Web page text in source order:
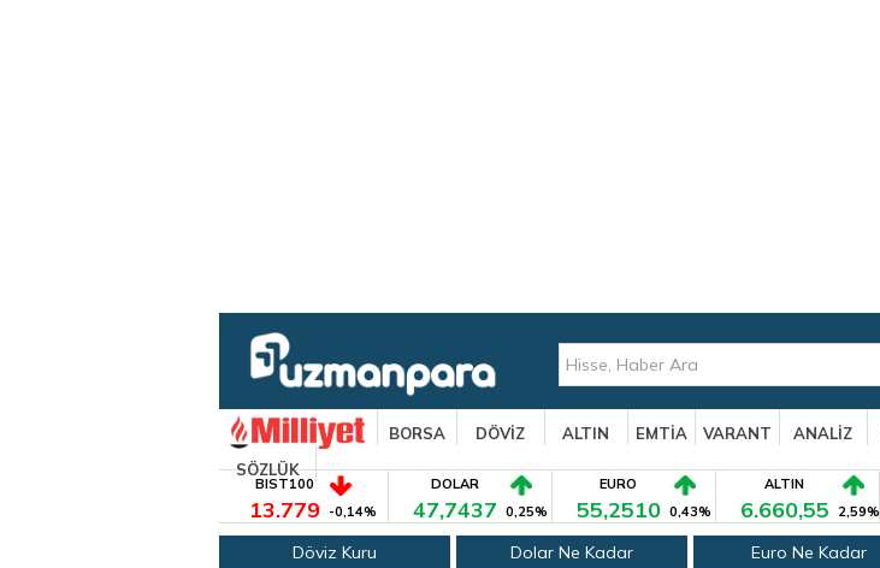
BORSA DÖVİZ ALTIN EMTİA VARANT ANALİZ
SÖZLÜK
BIST100
13.779 -0,14%
DOLAR
47,7437 0,25%
EURO
55,2510 0,43%
ALTIN
6.660,55 2,59%
Döviz Kuru Dolar Ne Kadar Euro Ne Kadar